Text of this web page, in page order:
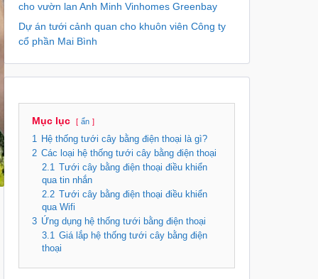
cho vườn lan Anh Minh Vinhomes Greenbay
Dự án tưới cảnh quan cho khuôn viên Công ty
cổ phần Mai Bình
Mục lục ẩn
1 Hệ thống tưới cây bằng điện thoại là gì?
2 Các loại hệ thống tưới cây bằng điện thoại
2.1
Tưới cây bằng điện thoại điều khiển
qua tin nhắn
2.2
Tưới cây bằng điện thoại điều khiển
qua Wifi
3 Ứng dụng hệ thống tưới bằng điện thoại
3.1 Giá lắp hệ thống tưới cây bằng điện
thoại